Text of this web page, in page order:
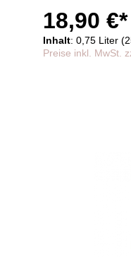
30 Monate im
18,90 €*
Inhalt: 0,75 Liter
Preise inkl. MwSt.